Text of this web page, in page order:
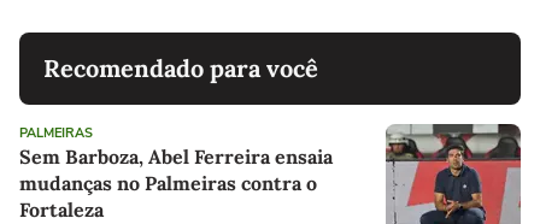
Recomendado para você
PALMEIRAS
Sem Barboza, Abel Ferreira ensaia
mudanças no Palmeiras contra o
Fortaleza